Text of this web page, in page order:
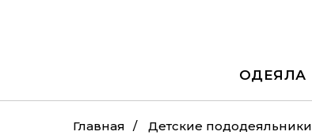
ОДЕЯЛА
Главная / Детские пододеяльники